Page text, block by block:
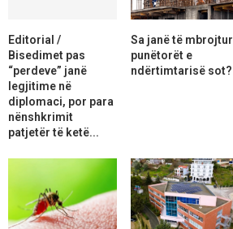
Editorial /
Bisedimet pas
“perdeve” janë
legjitime në
diplomaci, por para
nënshkrimit
patjetër të ketë...
Sa janë të mbrojtur
punëtorët e
ndërtimtarisë sot?